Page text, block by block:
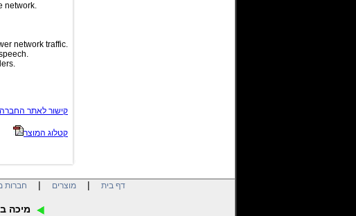
network.
network traffic.
קישור לאתר החברה
קטלוג המוצר
דף בית |מוצרים | חברות
מיכה